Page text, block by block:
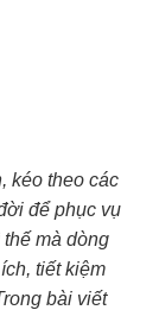
kéo theo các
để phục vụ
mà dòng
tiết kiệm
bài viết